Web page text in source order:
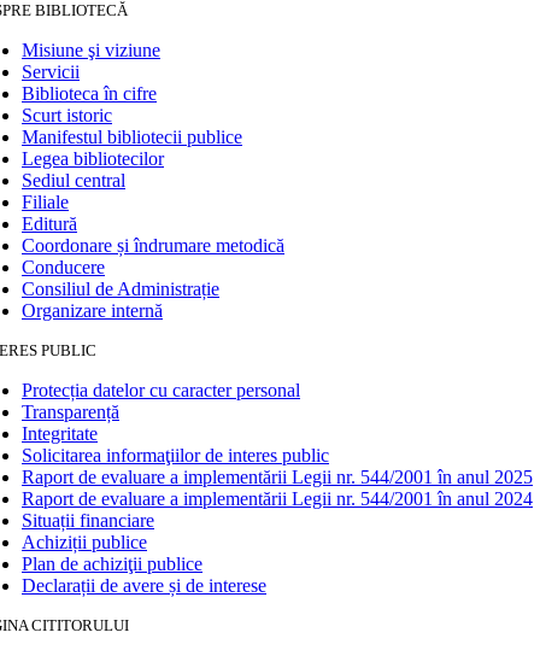
BIBLIOTECĂ
Misiune şi viziune
Servicii
Biblioteca în cifre
Scurt istoric
Manifestul bibliotecii publice
Legea bibliotecilor
Sediul central
Filiale
Editură
Coordonare și îndrumare metodică
Conducere
Consiliul de Administrație
Organizare internă
PUBLIC
Protecția datelor cu caracter personal
Transparență
Integritate
Solicitarea informaţiilor de interes public
Raport de evaluare a implementării Legii nr. 544/2001 în anul 2025
Raport de evaluare a implementării Legii nr. 544/2001 în anul 2024
Situații financiare
Achiziții publice
Plan de achiziţii publice
Declarații de avere și de interese
CITITORULUI